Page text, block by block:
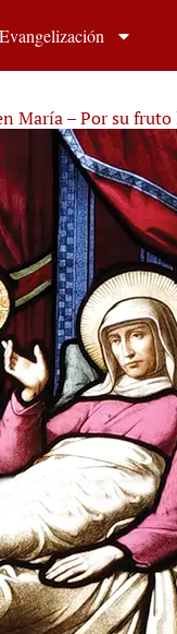
Evangelización
María – Por su